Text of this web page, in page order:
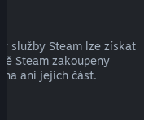
služby Steam lze získat
Steam zakoupeny
ani jejich část.